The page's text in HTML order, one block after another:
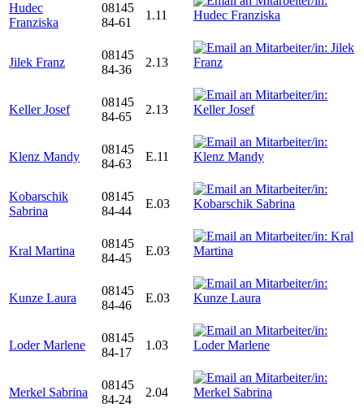
Hudec
Franziska
08145
84-61
1.11
Jilek Franz
08145
84-36
2.13
Keller Josef
08145
84-65
2.13
Klenz Mandy
08145
84-63
E.11
Kobarschik
Sabrina
08145
84-44
E.03
Kral Martina
08145
84-45
E.03
Kunze Laura
08145
84-46
E.03
Loder Marlene
08145
84-17
1.03
Merkel Sabrina
08145
84-24
2.04